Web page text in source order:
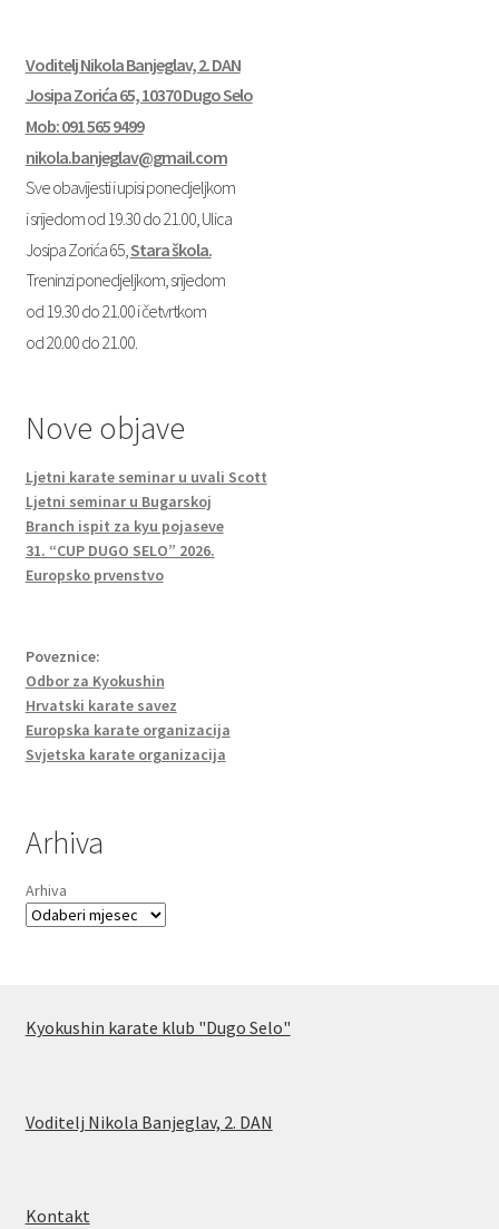
Voditelj Nikola Banjeglav, 2. DAN
Josipa Zorića 65, 10370 Dugo Selo
Mob: 091 565 9499
nikola.banjeglav@gmail.com
Sve obavijesti i upisi ponedjeljkom
i srijedom od 19.30 do 21.00, Ulica
Josipa Zorića 65, Stara škola.
Treninzi ponedjeljkom, srijedom
od 19.30 do 21.00 i četvrtkom
od 20.00 do 21.00.
Nove objave
Ljetni karate seminar u uvali Scott
Ljetni seminar u Bugarskoj
Branch ispit za kyu pojaseve
31. “CUP DUGO SELO” 2026.
Europsko prvenstvo
Poveznice:
Odbor za Kyokushin
Hrvatski karate savez
Europska karate organizacija
Svjetska karate organizacija
Arhiva
Arhiva
Kyokushin karate klub "Dugo Selo"
Voditelj Nikola Banjeglav, 2. DAN
Kontakt